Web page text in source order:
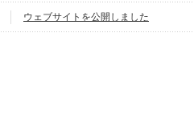
ウェブサイトを公開しました